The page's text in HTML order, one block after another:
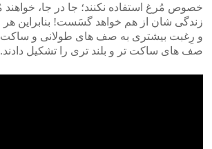
خصوص مُرغ استفاده نکنند؛ جا در جا، خواهند
زندگی شان از هم خواهد گسَست! بنابراین هر
و رِغبت بیشتری به صف های طولانی و ساکت
صف های ساکت تر و بلند تری را تشکیل دادند.